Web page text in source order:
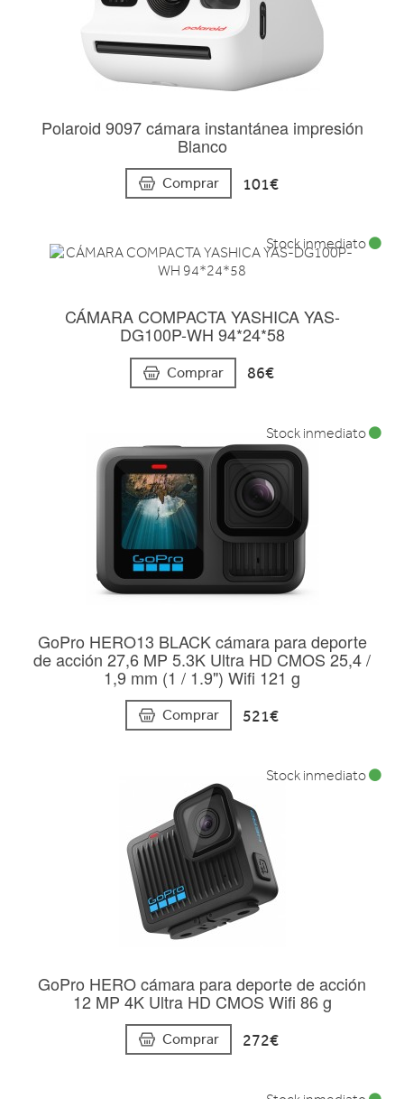
Polaroid 9097 cámara instantánea impresión
Blanco
Comprar 101€
CÁMARA COMPACTA YASHICA YAS-
DG100P-WH 94*24*58
Comprar 86€
Stock inmediato
GoPro HERO13 BLACK cámara para deporte
de acción 27,6 MP 5.3K Ultra HD CMOS 25,4 /
1,9 mm (1 / 1.9") Wifi 121 g
Comprar 521€
Stock inmediato
GoPro HERO cámara para deporte de acción
12 MP 4K Ultra HD CMOS Wifi 86 g
Comprar 272€
Stock inmediato